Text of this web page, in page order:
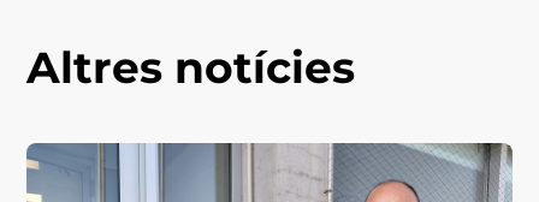
Altres notícies